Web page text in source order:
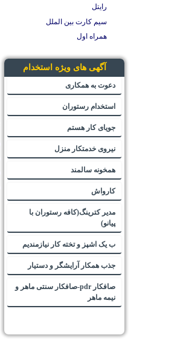
رایتل
سیم کارت بین الملل
همراه اول
آگهی های ویژه استخدام
دعوت به همکاری
استخدام رستوران
جویای کار هستم
نیروی خدمتکار منزل
همخونه سالمند
کارواش
مدیر کترینگ(کافه رستوران با
پیانو)
ب یک اشپز و تخته کار نیازمندیم
جذب همکار آرایشگر و دستیار
صافکار pdr-صافکار سنتی ماهر و
نیمه ماهر